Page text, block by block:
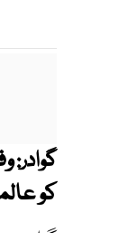
گوادر:
کو